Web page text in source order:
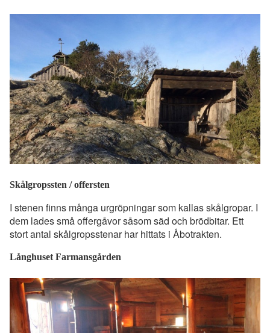
Skålgropssten / offersten
I stenen finns många urgröpningar som kallas skålgropar. I
dem lades små offergåvor såsom säd och brödbitar. Ett
stort antal skålgropsstenar har hittats i Åbotrakten.
Långhuset Farmansgården